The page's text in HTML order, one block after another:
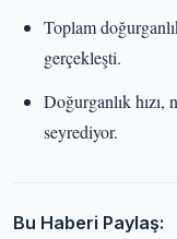
Toplam
gerçekleşti.
Doğurganlık hızı,
seyrediyor.
Bu Haberi Paylaş: